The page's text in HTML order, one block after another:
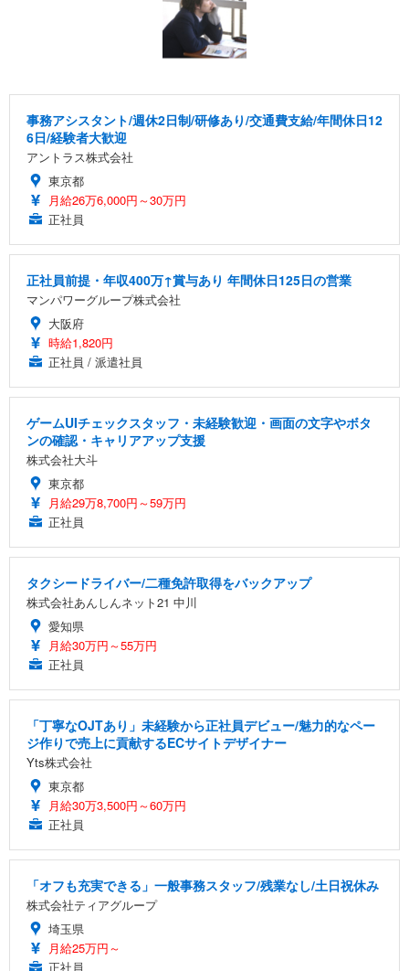
事務アシスタント/週休2日制/研修あり/交通費支給/年間休日12
6日/経験者大歓迎
アントラス株式会社
東京都
月給26万6,000円～30万円
正社員
正社員前提・年収400万↑賞与あり 年間休日125日の営業
マンパワーグループ株式会社
大阪府
時給1,820円
正社員 / 派遣社員
ゲームUIチェックスタッフ・未経験歓迎・画面の文字やボタ
ンの確認・キャリアアップ支援
株式会社大斗
東京都
月給29万8,700円～59万円
正社員
タクシードライバー/二種免許取得をバックアップ
株式会社あんしんネット21 中川
愛知県
月給30万円～55万円
正社員
「丁寧なOJTあり」未経験から正社員デビュー/魅力的なペー
ジ作りで売上に貢献するECサイトデザイナー
Yts株式会社
東京都
月給30万3,500円～60万円
正社員
「オフも充実できる」一般事務スタッフ/残業なし/土日祝休み
株式会社ティアグループ
埼玉県
月給25万円～
正社員